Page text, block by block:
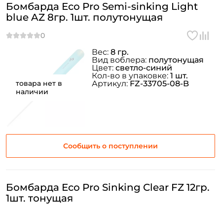
товара нет в
наличии
Бомбарда Eco Pro Semi-sinking Light
blue AZ 8гр. 1шт. полутонущая
Сообщить о поступлении
Вес: 8 гр.
Вид воблера: полутонущая
Цвет: светло-синий
Кол-во в упаковке: 1 шт.
Артикул:FZ-33705-08-B
Бомбарда Eco Pro Sinking Clear FZ 12гр.
1шт. тонущая